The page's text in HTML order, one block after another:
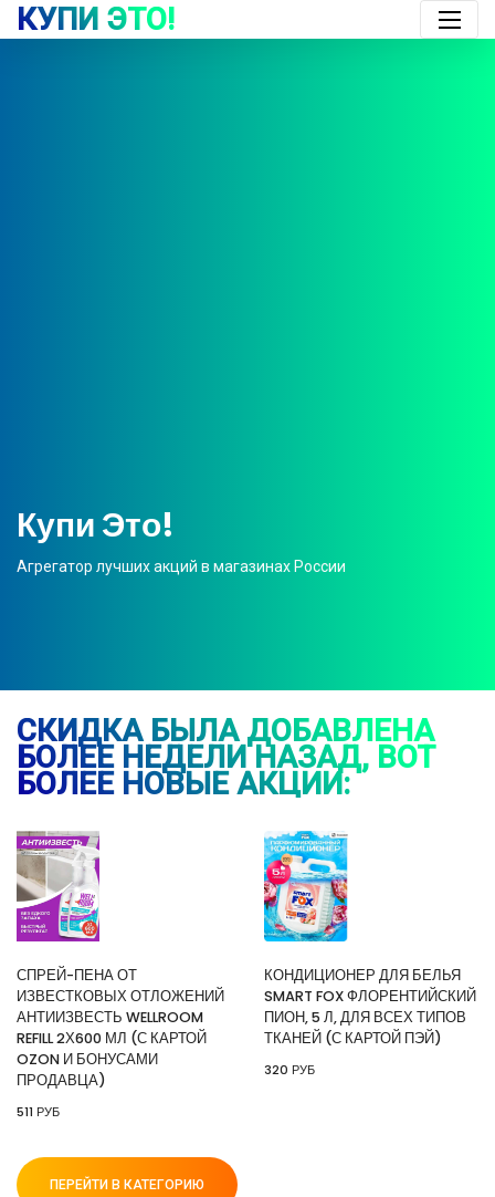
КУПИ ЭТО!
Купи Это!
Агрегатор лучших акций в магазинах России
СКИДКА БЫЛА ДОБАВЛЕНА
БОЛЕЕ НЕДЕЛИ НАЗАД, ВОТ
БОЛЕЕ НОВЫЕ АКЦИИ:
СПРЕЙ-ПЕНА ОТ
ИЗВЕСТКОВЫХ ОТЛОЖЕНИЙ
АНТИИЗВЕСТЬ WELLROOM
REFILL 2Х600 МЛ (С КАРТОЙ
OZON И БОНУСАМИ
ПРОДАВЦА)
511 РУБ
КОНДИЦИОНЕР ДЛЯ БЕЛЬЯ
SMART FOX ФЛОРЕНТИЙСКИЙ
ПИОН, 5 Л, ДЛЯ ВСЕХ ТИПОВ
ТКАНЕЙ (С КАРТОЙ ПЭЙ)
320 РУБ
ПЕРЕЙТИ В КАТЕГОРИЮ